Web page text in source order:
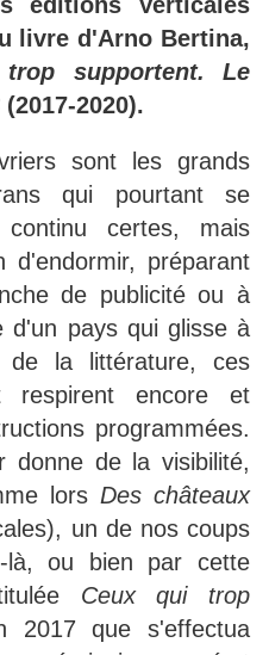
livre d'Arno Bertina,
supportent. Le
(2017-2020).
sont les grands
qui pourtant se
certes, mais
préparant
de publicité ou à
d'un pays qui glisse à
de la littérature, ces
respirent encore et
programmées.
donne de la visibilité,
lors Des châteaux
un de nos coups
ou bien par cette
Ceux qui trop
que s'effectua